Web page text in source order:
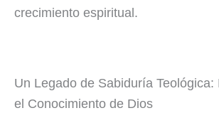
crecimiento espiritual.
Un Legado de Sabiduría Teológica:
el Conocimiento de Dios